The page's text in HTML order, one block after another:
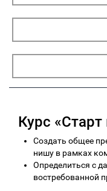
Курс
Создать общее
нишу в рамках
Определиться с
востребованной